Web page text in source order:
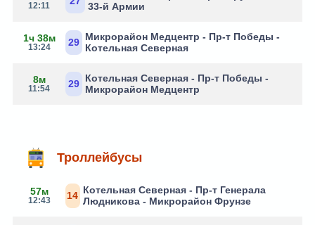
12:11
33-й Армии
1ч 38м
13:24 29 Микрорайон Медцентр - Пр-т Победы -
Котельная Северная
8м
11:54 29 Котельная Северная - Пр-т Победы -
Микрорайон Медцентр
Троллейбусы
57м
12:43 14 Котельная Северная - Пр-т Генерала
Людникова - Микрорайон Фрунзе